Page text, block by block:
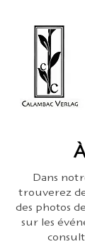
Dans
trouverez
des photos
sur les